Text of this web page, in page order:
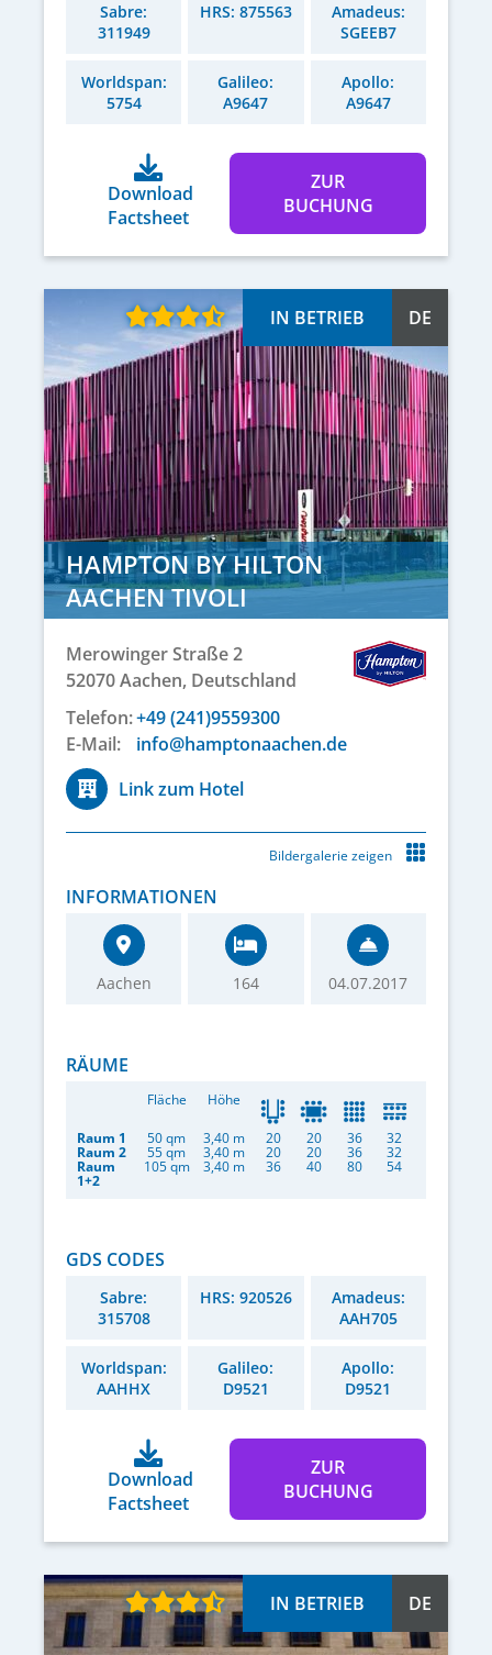
Sabre:
311949
HRS: 875563
Amadeus:
SGEEB7
Worldspan:
5754
Galileo:
A9647
Apollo:
A9647
Download
Factsheet
ZUR
BUCHUNG
HAMPTON BY HILTON
AACHEN TIVOLI
IN BETRIEB DE
Merowinger Straße 2
52070Aachen, Deutschland
Telefon:+49 (241)9559300
E-Mail:
info@hamptonaachen.de
Link zum Hotel
Bildergalerie zeigen
INFORMATIONEN
Aachen 164 04.07.2017
RÄUME
Fläche Höhe
Raum 1 50 qm 3,40 m 20 20 36
32
Raum 2
55 qm 3,40 m 20 20 36
32
Raum
1+2
105 qm 3,40 m 36 40 80 54
GDS CODES
Sabre:
315708
HRS: 920526
Amadeus:
AAH705
Worldspan:
AAHHX
Galileo:
D9521
Apollo:
D9521
Download
Factsheet
ZUR
BUCHUNG
IN BETRIEB DE